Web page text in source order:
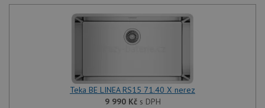
Teka BE LINEA RS15 71.40 X nerez
9 990 Kčs DPH